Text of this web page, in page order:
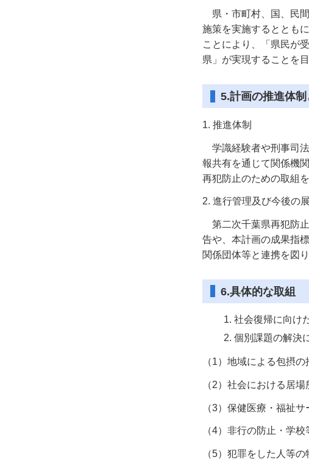
県・市町村、国、民
施策を実施するととも
ことにより、「県民が
県」が実現することを目
5.計画の推進体
1. 推進体制
学識経験者や刑事司
報共有を通じて関係機
再犯防止のための取組を
2. 進行管理及び今後の
第二次千葉県再犯防
告や、本計画の成果指
関係団体等と連携を図
6.具体的な取組
社会復帰に向け
個別課題の解決
（1）地域による包摂の
（2）社会における居場
（3）保健医療・福祉
（4）非行の防止・学
（5）犯罪をした人等